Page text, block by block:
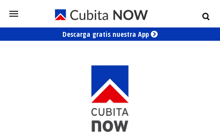
Descarga gratis nuestra App